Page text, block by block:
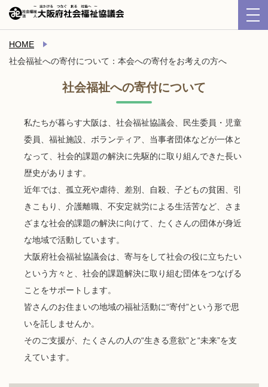
HOME
社会福祉への寄付について：本会への寄付をお考えの方へ
社会福祉への寄付について
私たちが暮らす大阪は、社会福祉協議会、民生委員・児童
委員、福祉施設、ボランティア、当事者団体などが一体と
なって、社会的課題の解決に先駆的に取り組んできた長い
歴史があります。
近年では、孤立死や虐待、差別、自殺、子どもの貧困、引
きこもり、介護離職、不安定就労による生活苦など、さま
ざまな社会的課題の解決に向けて、たくさんの団体が身近
な地域で活動しています。
大阪府社会福祉協議会は、寄与をして社会の役に立ちたい
という方々と、社会的課題解決に取り組む団体をつなげる
ことをサポートします。
皆さんのお住まいの地域の福祉活動に“寄付”という形で思
いを託しませんか。
そのご支援が、たくさんの人の“生きる意欲”と“未来”を支
えています。